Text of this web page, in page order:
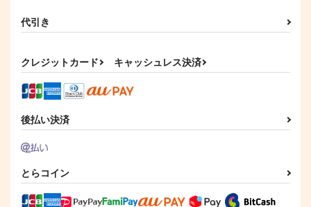
代引き
クレジットカード キャッシュレス決済
後払い決済
とらコイン